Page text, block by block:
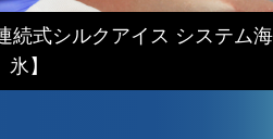
続式シルクアイス システム海
氷】